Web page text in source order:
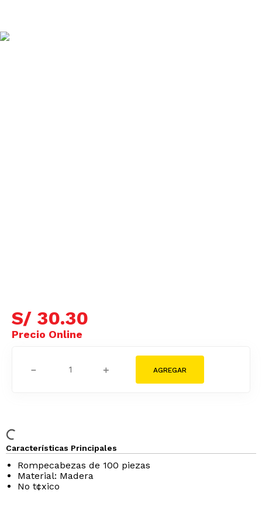
S/ 30.30
＋
－
Características Principales
Rompecabezas de 100 piezas
Material: Madera
No t¢xico